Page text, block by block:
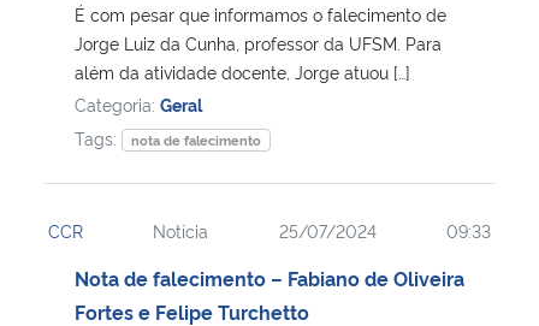
É com pesar que informamos o falecimento de
Jorge Luiz da Cunha, professor da UFSM. Para
além da atividade docente, Jorge atuou […]
Categoria: Geral
Tags:
nota de falecimento
CCR Notícia 25/07/2024 09:33
Nota de falecimento – Fabiano de Oliveira
Fortes e Felipe Turchetto